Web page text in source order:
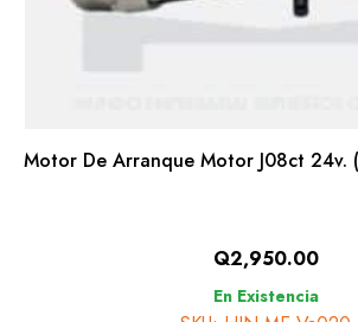
Motor De Arranque Motor J08ct 24v.
Q2,950.00
En Existencia